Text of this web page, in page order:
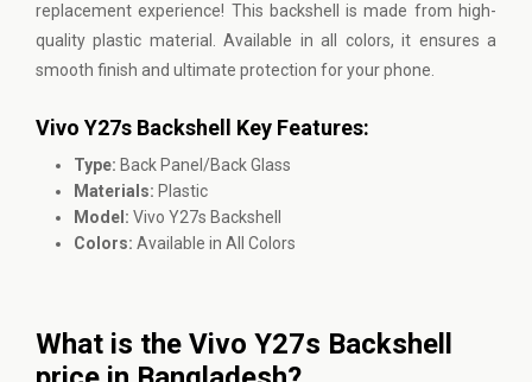
replacement experience! This backshell is made from high-
quality plastic material. Available in all colors, it ensures a
smooth finish and ultimate protection for your phone.
Vivo Y27s Backshell Key Features:
Type: Back Panel/Back Glass
Materials: Plastic
Model: Vivo Y27s Backshell
Colors: Available in All Colors
What is the Vivo Y27s Backshell